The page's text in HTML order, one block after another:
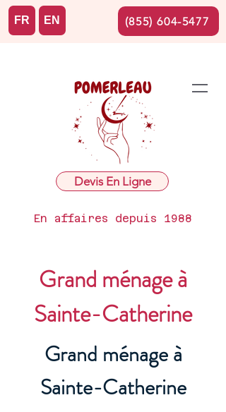
Devis En Ligne
En affaires depuis 1988
FR EN (855) 604-5477
Grand ménage à
Sainte-Catherine
Grand ménage à
Sainte-Catherine